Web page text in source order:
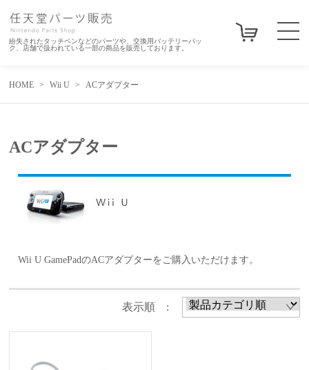
紛失されたタッチペンなどのパーツや、交換用バッテリーパッ
ク、店舗で扱われている一部の商品を販売しております。
HOME Wii U ACアダプター
ACアダプター
Wii U GamePadのACアダプターをご購入いただけます。
表示順 :